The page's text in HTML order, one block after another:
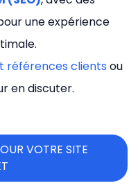
une expérience
références clients ou
en discuter.
VOTRE SITE